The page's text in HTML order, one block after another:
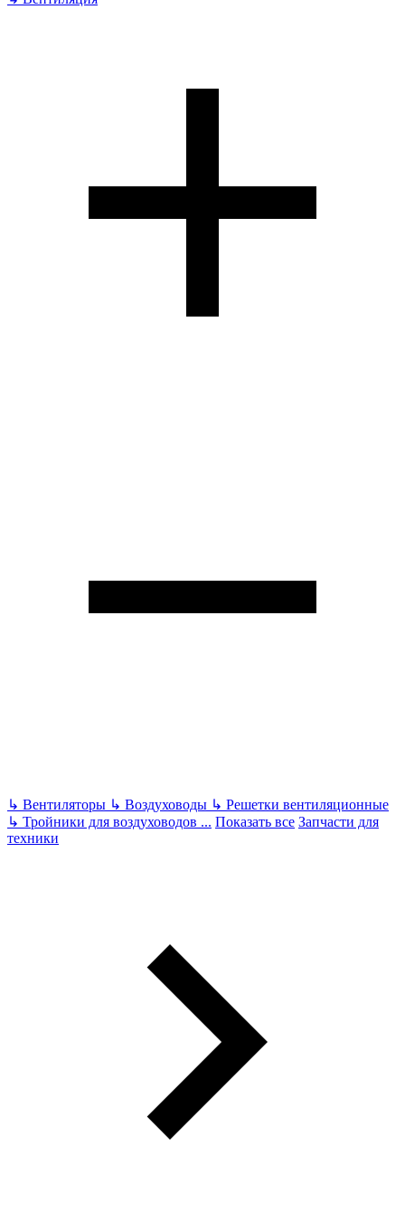
↳ Вентиляторы ↳ Воздуховоды ↳ Решетки вентиляционные
↳ Тройники для воздуховодов ... Показать все Запчасти для
техники